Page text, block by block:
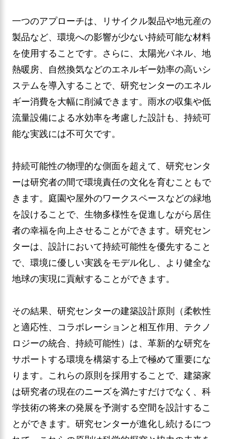
一つのアプローチは、リサイクル製品や地元産の
製品など、環境への影響が少ない持続可能な材料
を使用することです。さらに、太陽光パネル、地
熱暖房、自然換気などのエネルギー効率の高いシ
ステムを導入することで、研究センターのエネル
ギー消費を大幅に削減できます。雨水の収集や低
流量設備による水効率を考慮した設計も、持続可
能な実践には不可欠です。
持続可能性の物理的な側面を超えて、研究センタ
ーは研究者の間で環境責任の文化を育むこともで
きます。庭園や屋外のワークスペースなどの緑地
を設けることで、生物多様性を促進しながら居住
者の幸福を向上させることができます。研究セン
ターは、設計において持続可能性を優先すること
で、環境に優しい実践をモデル化し、より健全な
地球の実現に貢献することができます。
その結果、研究センターの建築設計原則（柔軟性
と適応性、コラボレーションと相互作用、テクノ
ロジーの統合、持続可能性）は、革新的な研究を
サポートする環境を構築する上で極めて重要にな
ります。これらの原則を採用することで、建築家
は研究者の現在のニーズを満たすだけでなく、科
学技術の将来の発展を予測する空間を設計するこ
とができます。研究センターが進化し続けるにつ